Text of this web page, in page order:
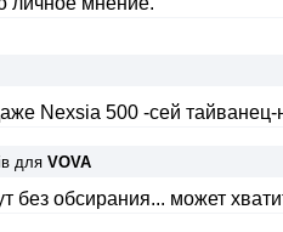
Nexsia 500 -cей
для VOVA
без обсирания... может